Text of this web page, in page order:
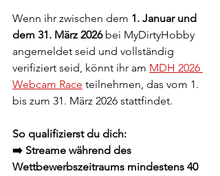
Wenn ihr zwischen dem 1. Januar und
dem 31. März 2026 bei MyDirtyHobby
angemeldet seid und vollständig
verifiziert seid, könnt ihr am MDH 2026
Webcam Race teilnehmen, das vom 1.
bis zum 31. März 2026 stattfindet.
So qualifizierst du dich:
➡️ Streame während des
Wettbewerbszeitraums mindestens 40